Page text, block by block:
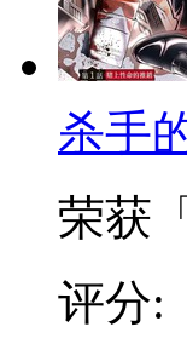
杀手
荣获
评分: